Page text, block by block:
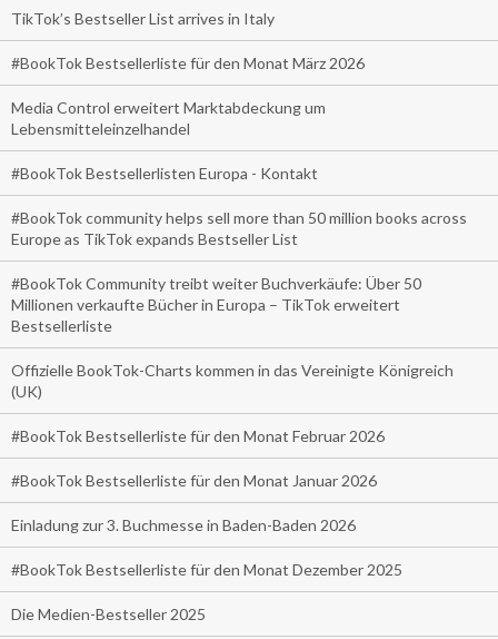
TikTok’s Bestseller List arrives in Italy
#BookTok Bestsellerliste für den Monat März 2026
Media Control erweitert Marktabdeckung um
Lebensmitteleinzelhandel
#BookTok Bestsellerlisten Europa - Kontakt
#BookTok community helps sell more than 50 million books across
Europe as TikTok expands Bestseller List
#BookTok Community treibt weiter Buchverkäufe: Über 50
Millionen verkaufte Bücher in Europa – TikTok erweitert
Bestsellerliste
Offizielle BookTok-Charts kommen in das Vereinigte Königreich
(UK)
#BookTok Bestsellerliste für den Monat Februar 2026
#BookTok Bestsellerliste für den Monat Januar 2026
Einladung zur 3. Buchmesse in Baden-Baden 2026
#BookTok Bestsellerliste für den Monat Dezember 2025
Die Medien-Bestseller 2025